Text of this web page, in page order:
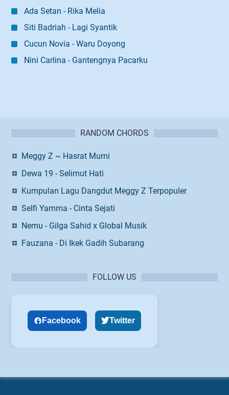
Ada Setan - Rika Melia
Siti Badriah - Lagi Syantik
Cucun Novia - Waru Doyong
Nini Carlina - Gantengnya Pacarku
RANDOM CHORDS
Meggy Z ~ Hasrat Murni
Dewa 19 - Selimut Hati
Kumpulan Lagu Dangdut Meggy Z Terpopuler
Selfi Yamma - Cinta Sejati
Nemu - Gilga Sahid x Global Musik
Fauzana - Di Ikek Gadih Subarang
FOLLOW US
Facebook Twitter